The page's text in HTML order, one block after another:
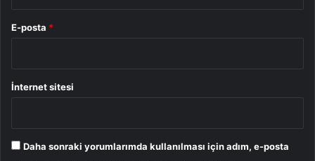
E-posta *
İnternet sitesi
Daha sonraki yorumlarımda kullanılması için adım, e-posta